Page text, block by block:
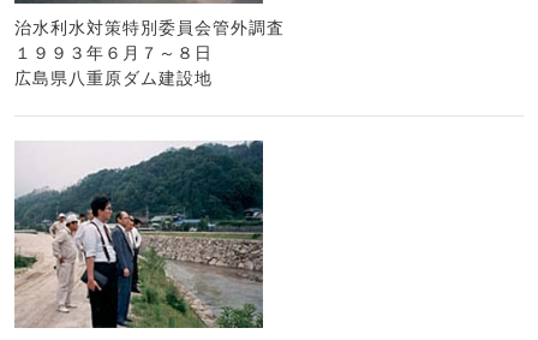
治水利水対策特別委員会管外調査
１９９３年６月７～８日
広島県八重原ダム建設地